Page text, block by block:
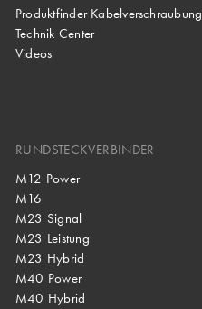
Produktfinder Kabelverschraubung
Technik Center
Videos
RUNDSTECKVERBINDER
M12 Power
M16
M23 Signal
M23 Leistung
M23 Hybrid
M40 Power
M40 Hybrid